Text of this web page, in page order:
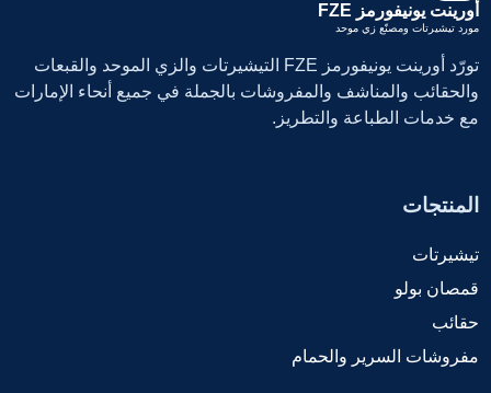
أورينت يونيفورمز FZE
مورد تيشيرتات ومصنّع زي موحد
تورّد أورينت يونيفورمز FZE التيشيرتات والزي الموحد والقبعات
والحقائب والمناشف والمفروشات بالجملة في جميع أنحاء الإمارات
مع خدمات الطباعة والتطريز.
المنتجات
تيشيرتات
قمصان بولو
حقائب
مفروشات السرير والحمام